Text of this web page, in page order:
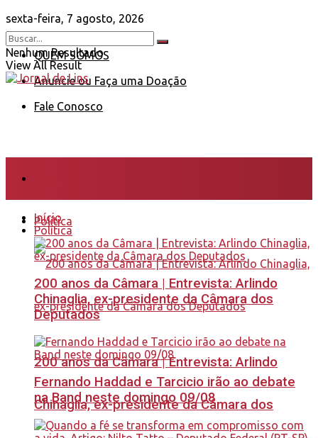
sexta-feira, 7 agosto, 2026
QUEM SOMOS
Anuncie ou Faça uma Doação
Fale Conosco
Nenhum Resultado
View All Result
Política
200 anos da Câmara | Entrevista: Arlindo
Chinaglia, ex-presidente da Câmara dos
Início
Política
200 anos da Câmara | Entrevista: Arlindo
Chinaglia, ex-presidente da Câmara dos
Deputados
Fernando Haddad e Tarcicio irão ao debate
na Band neste domingo 09/08